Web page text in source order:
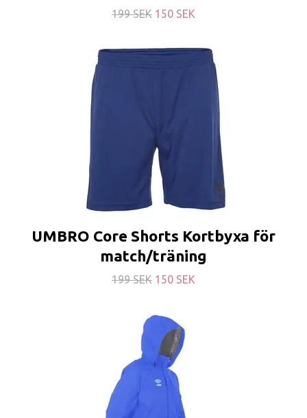
199 SEK 150 SEK
UMBRO Core Shorts Kortbyxa för
match/träning
199 SEK 150 SEK